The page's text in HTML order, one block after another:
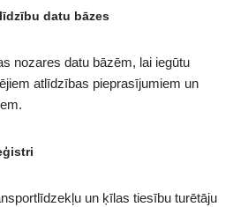
datu bāzes
nozares datu bāzēm, lai iegūtu
atlīdzības pieprasījumiem un
un ķīlas tiesību turētāju